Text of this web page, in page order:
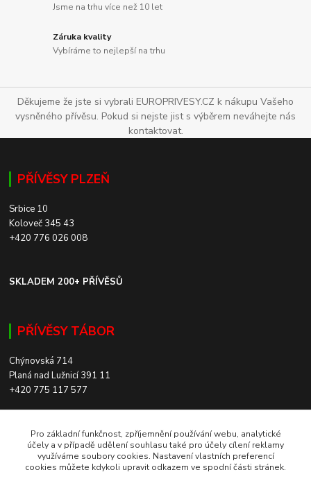
Jsme na trhu více než 10 let
Záruka kvality
Vybíráme to nejlepší na trhu
Děkujeme že jste si vybrali EUROPRIVESY.CZ k nákupu Vašeho
vysněného přívěsu. Pokud si nejste jist s výběrem neváhejte nás
kontaktovat.
PŘÍVĚSY PLZEŇ
Srbice 10
Koloveč 345 43
+420 776 026 008
SKLADEM 200+ PŘÍVĚSŮ
PŘÍVĚSY TÁBOR
Chýnovská 714
Planá nad Lužnicí 391 11
+420 775 117 577
ROZVOZ PO CELÉ ČR
Pro základní funkčnost, zpříjemnění používání webu, analytické
účely a v případě udělení souhlasu také pro účely cílení reklamy
využíváme soubory cookies. Nastavení vlastních preferencí
cookies můžete kdykoli upravit odkazem ve spodní části stránek.